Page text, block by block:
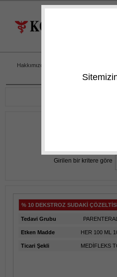
Hakkımızda
Girilen bir kritere göre
% 10 DEKSTROZ SUDAKİ
Tedavi Grubu
Etken Madde HER 100 ML
Ticari Şekli MEDİFLEKS